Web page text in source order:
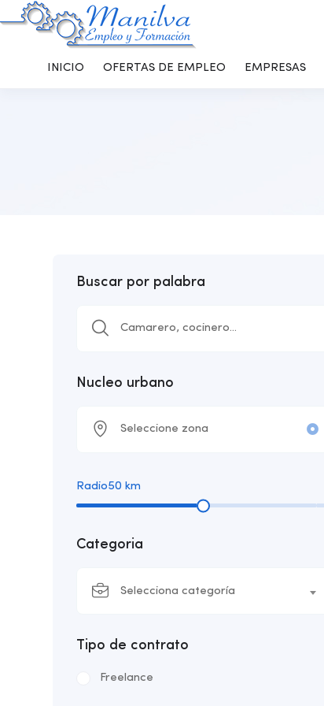
INICIO OFERTAS DE EMPLEO EMPRESAS
Buscar por palabra
Nucleo urbano
Radio50 km
Categoria
Selecciona categoría
Tipo de contrato
Freelance